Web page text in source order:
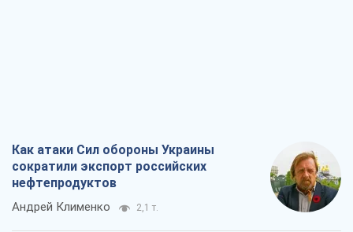
Как атаки Сил обороны Украины
сократили экспорт российских
нефтепродуктов
Андрей Клименко 2,1 т.